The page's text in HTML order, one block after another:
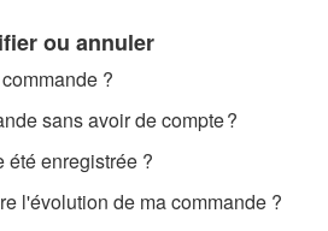
ou annuler
?
sans avoir de compte ?
été enregistrée ?
l'évolution de ma commande ?